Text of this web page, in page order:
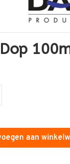
aan